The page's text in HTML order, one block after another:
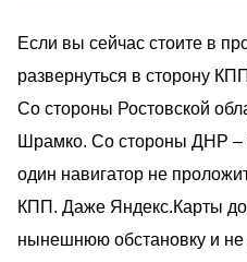
Если вы сейчас стоите в
развернуться в сторону
Со стороны Ростовской
Шрамко. Со стороны ДНР –
один навигатор не
КПП. Даже Яндекс.Карты
нынешнюю обстановку и